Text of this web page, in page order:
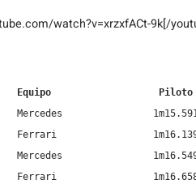
watch?v=xrzxfACt-9k[/
Equipo
Mercedes
Ferrari
Mercedes
Ferrari